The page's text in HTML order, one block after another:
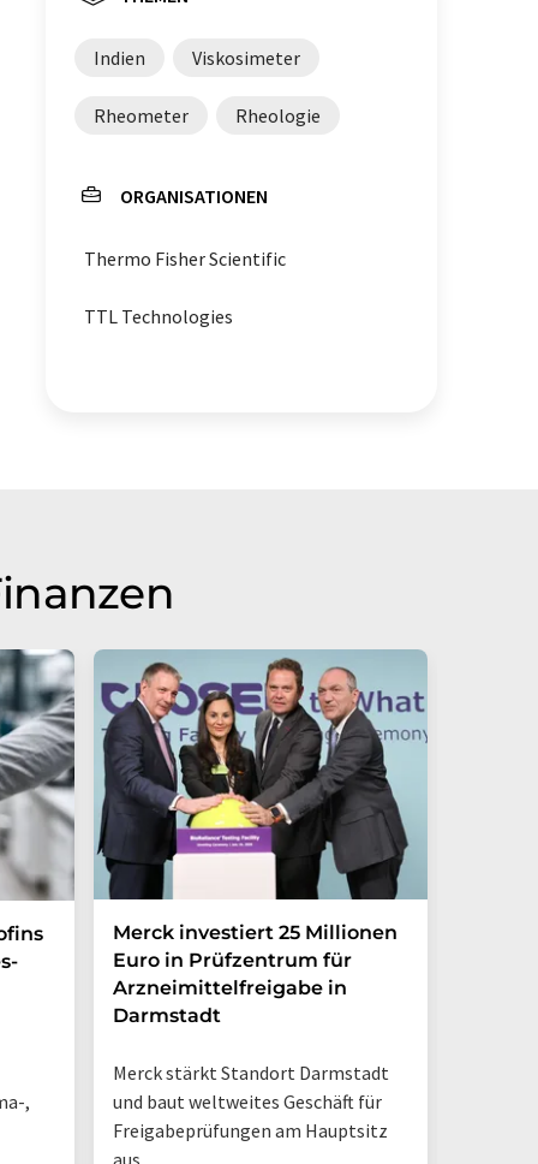
Indien Viskosimeter
Rheometer Rheologie
ORGANISATIONEN
Thermo Fisher Scientific
TTL Technologies
,
Merck investiert 25 Millionen
Euro in Prüfzentrum für
Arzneimittelfreigabe in
Darmstadt
Merck stärkt Standort Darmstadt
und baut weltweites Geschäft für
Freigabeprüfungen am Hauptsitz
aus